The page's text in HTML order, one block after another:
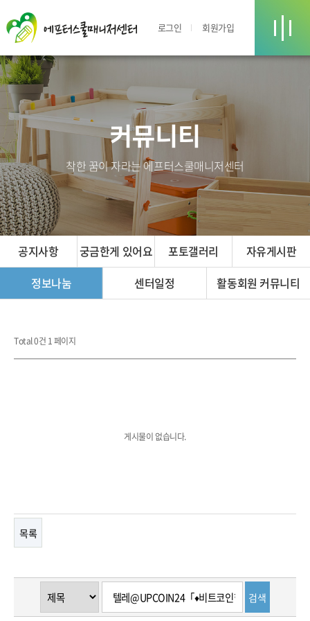
로그인 회원가입
커뮤니티
착한 꿈이 자라는 에프터스쿨매니저센터
공지사항 궁금한게 있어요 포토갤러리
자유게시판
정보나눔
센터일정 활동회원 커뮤니티
Total 0건 1 페이지
게시물이 없습니다.
목록